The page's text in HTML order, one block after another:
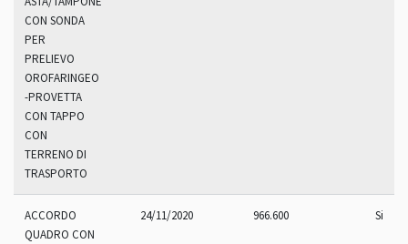
CON SONDA
PER
PRELIEVO
OROFARINGEO
-PROVETTA
CON TAPPO
CON
TERRENO DI
TRASPORTO
ACCORDO
QUADRO CON
24/11/2020 966.600 Si